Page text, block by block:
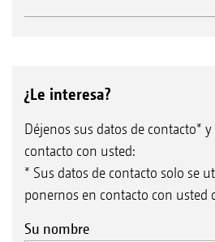
¿Le interesa?
Déjenos sus datos de contacto*
contacto con usted:
* Sus datos de contacto solo se
ponernos en contacto con usted
Su nombre